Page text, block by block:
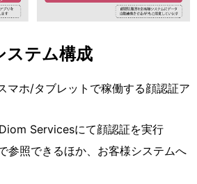
ステム構成
マホ/タブレットで稼働する顔認証ア
Servicesにて顔認証を実行
参照できるほか、お客様システムへ